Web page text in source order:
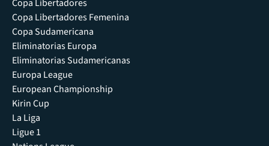
Copa Libertadores
Copa Libertadores Femenina
Copa Sudamericana
Eliminatorias Europa
Eliminatorias Sudamericanas
Europa League
European Championship
Kirin Cup
La Liga
Ligue 1